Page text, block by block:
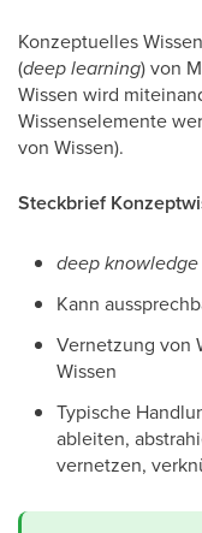
Konzeptuelles
(deep learning) von
Wissen wird
Wissenselemente
von Wissen).
Steckbrief
deep knowledge
Kann
Vernetzung von
Wissen
Typische
ableiten,
vernetzen,